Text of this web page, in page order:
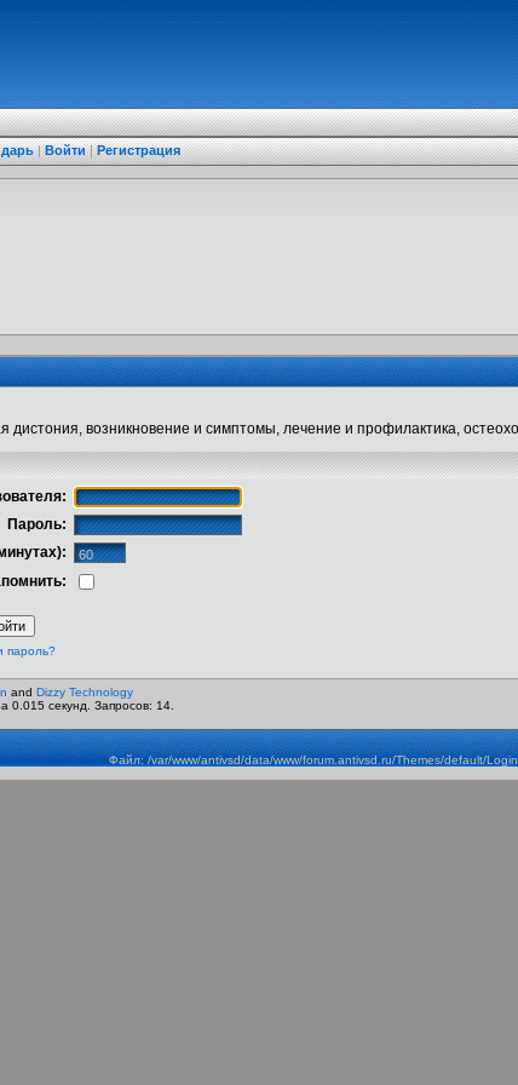
|Войти|Регистрация
дистония, возникновение и симптомы, лечение и профилактика,
Пароль:
пароль?
and Dizzy Technology
0.015 секунд. Запросов: 14.
Файл: /var/www/antivsd/data/www/forum.antivsd.ru/Themes/default/